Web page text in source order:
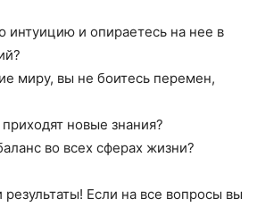
интуицию и опираетесь на нее в
миру, вы не боитесь перемен,
новые знания?
во всех сферах жизни?
Если на все вопросы вы